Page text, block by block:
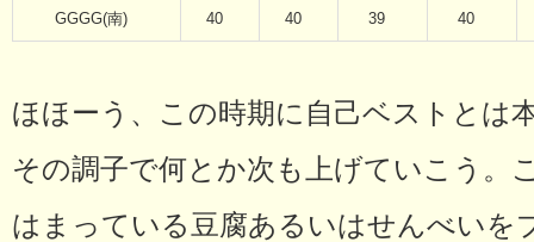
GGGG(南) 40 40 39 40
ほほーう、この時期に自己ベストとは
その調子で何とか次も上げていこう。
はまっている豆腐あるいはせんべいを